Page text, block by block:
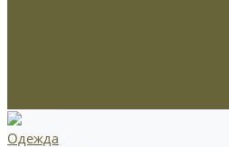
Одежда